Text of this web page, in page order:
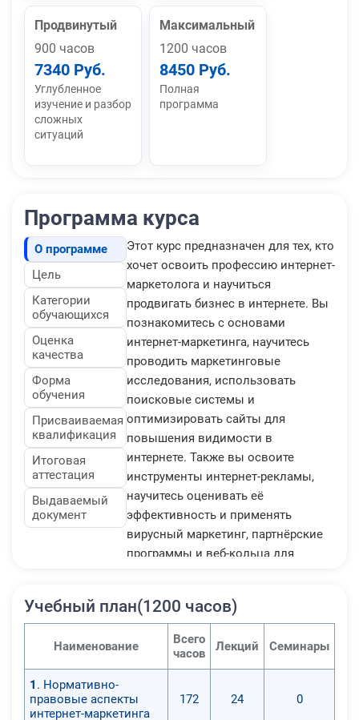
Продвинутый
900 часов
7340 Руб.
Углубленное
изучение и разбор
сложных
ситуаций
Максимальный
1200 часов
8450 Руб.
Полная
программа
Программа курса
О программе
Цель
Категории
обучающихся
Оценка
качества
Форма
обучения
Присваиваемая
квалификация
Итоговая
аттестация
Выдаваемый
документ
Этот курс предназначен для тех, кто
хочет освоить профессию интернет-
маркетолога и научиться
продвигать бизнес в интернете. Вы
познакомитесь с основами
интернет-маркетинга, научитесь
проводить маркетинговые
исследования, использовать
поисковые системы и
оптимизировать сайты для
повышения видимости в
интернете. Также вы освоите
инструменты интернет-рекламы,
научитесь оценивать её
эффективность и применять
вирусный маркетинг, партнёрские
программы и веб-кольца для
Учебный план(1200 часов)
Наименование
Всего
часов
Лекций Семинары
1 . Нормативно-
правовые аспекты
интернет-маркетинга
172 24 0